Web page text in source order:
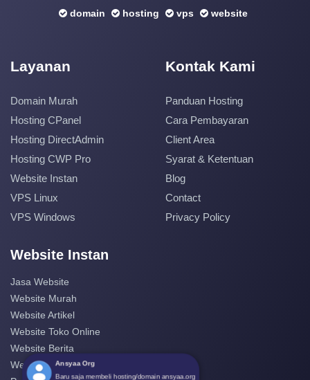
domain hosting vps website
Layanan
Domain Murah
Hosting CPanel
Hosting DirectAdmin
Hosting CWP Pro
Website Instan
VPS Linux
VPS Windows
Kontak Kami
Panduan Hosting
Cara Pembayaran
Client Area
Syarat & Ketentuan
Blog
Contact
Privacy Policy
Website Instan
Jasa Website
Website Murah
Website Artikel
Website Toko Online
Website Berita
Website Perusahaan
Ansyaa Org
Baru saja membeli hosting/domain ansyaa.org